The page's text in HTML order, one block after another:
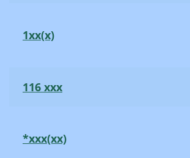
1xx(x)
116 xxx
*xxx(xx)